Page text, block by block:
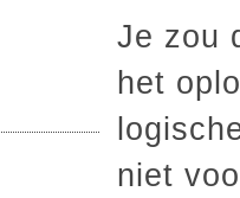
Je zou
het
niet